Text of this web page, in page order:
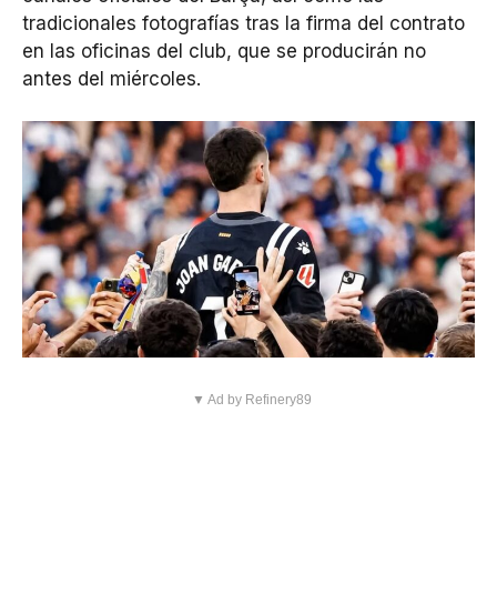
tradicionales fotografías tras la firma del contrato
en las oficinas del club, que se producirán no
antes del miércoles.
▼ Ad by Refinery89